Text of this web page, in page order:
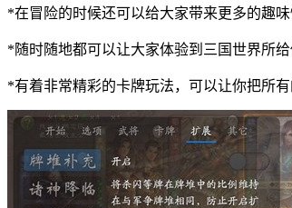
*在冒险的时候还可以给大家带来更多的趣味
*随时随地都可以让大家体验到三国世界所给
*有着非常精彩的卡牌玩法，可以让你把所